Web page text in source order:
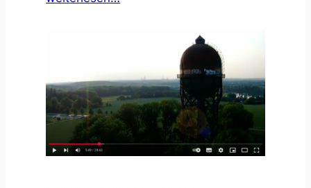
Lanstroper
Eis
ist
nach
langem
Kampf